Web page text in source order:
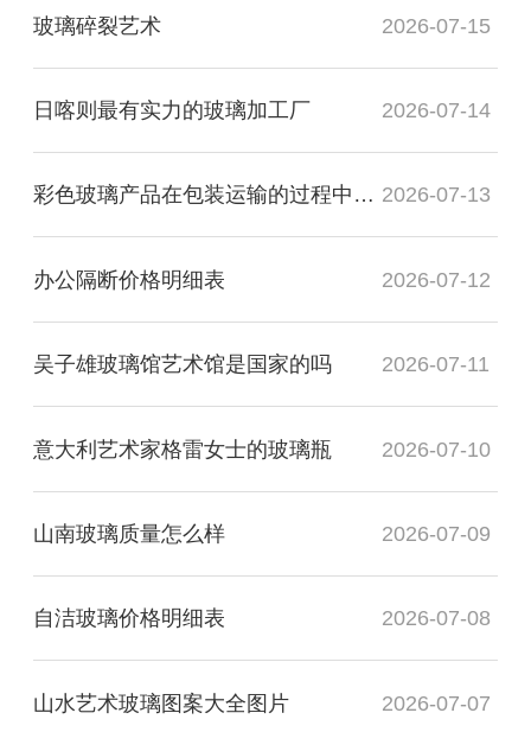
玻璃碎裂艺术 2026-07-15
日喀则最有实力的玻璃加工厂 2026-07-14
彩色玻璃产品在包装运输的过程中需要注意哪些事项 2026-07-13
办公隔断价格明细表 2026-07-12
吴子雄玻璃馆艺术馆是国家的吗 2026-07-11
意大利艺术家格雷女士的玻璃瓶 2026-07-10
山南玻璃质量怎么样 2026-07-09
自洁玻璃价格明细表 2026-07-08
山水艺术玻璃图案大全图片 2026-07-07